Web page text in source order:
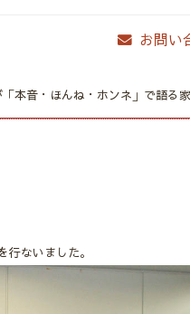
「本音・ほんね・ホンネ」で語る
お問い
ないました。